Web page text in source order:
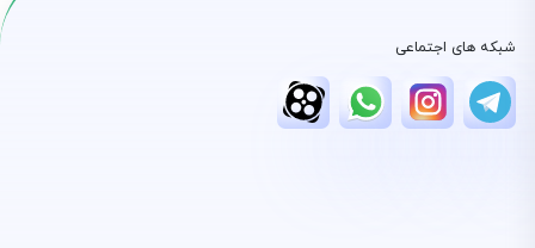
شبکه های اجتماعی